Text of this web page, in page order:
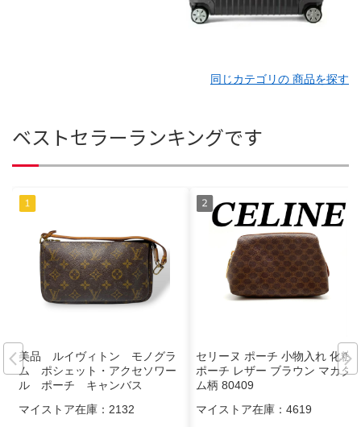
同じカテゴリの 商品を探す
ベストセラーランキングです
美品 ルイヴィトン モノグラ
ム ポシェット・アクセソワー
ル ポーチ キャンバス
マイストア在庫： 2132
セリーヌ ポーチ 小物入れ 化粧
ポーチ レザー ブラウン マカダ
ム柄 80409
マイストア在庫： 4619